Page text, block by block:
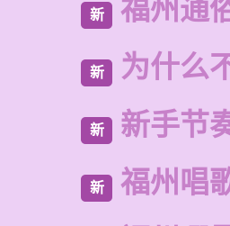
新 福州通
新 为什么
新 新手节
新 福州唱